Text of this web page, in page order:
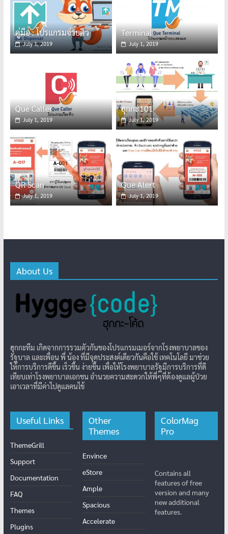
คู่มือ : โปรแกรมจ่ายคิว
July 1, 2019 July 1, 2019
July 1, 2019
ฮุกกะ101
July 1, 2019
QR Scan
July 1, 2019
Que Alert
July 1, 2019
รัฐบาล และเพื่อน พี่ น้อง ที่มีจุดประสงค์เดียวกันคือใช้ เทคโนโลยี มาช่วย
ให้การบริการดีขึ้น เร็วขึ้น ง่ายขึ้น เพื่อให้โรงพยาบาลรัฐมีการบริการที่ดี
เทียบเท่าโรงพยาบาลเอกชน อำนวยความสะดวกให้พี่ๆที่ต้องดูแลผู้ป่วย
เอาเวลาที่มีค่าไปดูแลคนไข้
ThemeGrill
Support
Documentation
FAQ
Themes
Plugins
Blog
Themes
Envince
eStore
Ample
Spacious
Accelerate
Radiate
Pro
features of free
version and many
new additional
features.